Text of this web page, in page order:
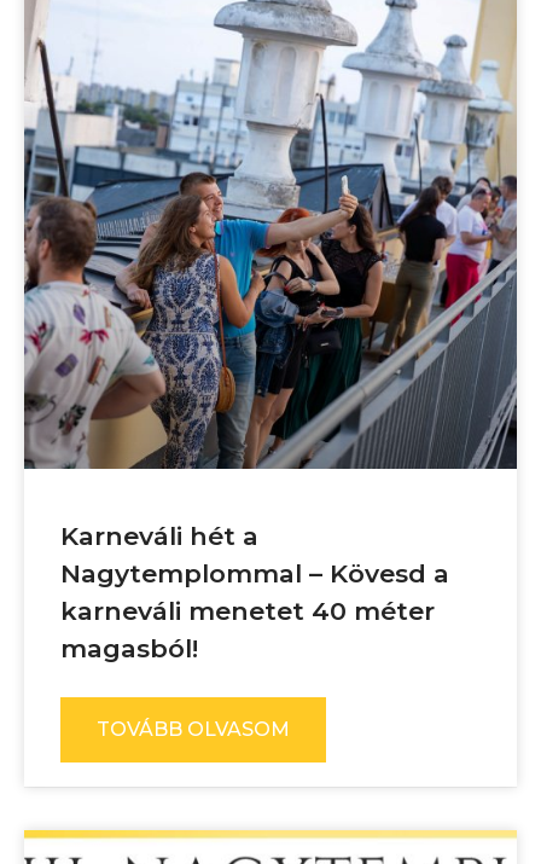
Karneváli hét a
Nagytemplommal – Kövesd a
karneváli menetet 40 méter
magasból!
TOVÁBB OLVASOM